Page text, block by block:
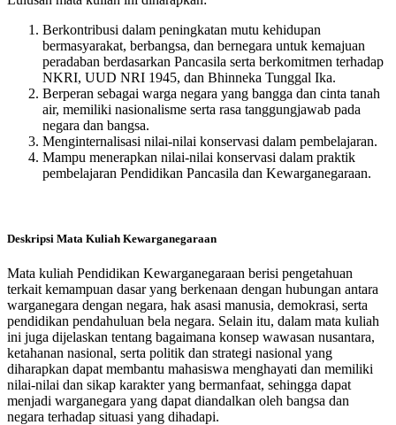
Berkontribusi dalam peningkatan mutu kehidupan
bermasyarakat, berbangsa, dan bernegara untuk kemajuan
peradaban berdasarkan Pancasila serta berkomitmen terhadap
NKRI, UUD NRI 1945, dan Bhinneka Tunggal Ika.
Berperan sebagai warga negara yang bangga dan cinta tanah
air, memiliki nasionalisme serta rasa tanggungjawab pada
negara dan bangsa.
Menginternalisasi nilai-nilai konservasi dalam pembelajaran.
Mampu menerapkan nilai-nilai konservasi dalam praktik
pembelajaran Pendidikan Pancasila dan Kewarganegaraan.
Deskripsi Mata Kuliah Kewarganegaraan
Mata kuliah Pendidikan Kewarganegaraan berisi pengetahuan
terkait kemampuan dasar yang berkenaan dengan hubungan antara
warganegara dengan negara, hak asasi manusia, demokrasi, serta
pendidikan pendahuluan bela negara. Selain itu, dalam mata kuliah
ini juga dijelaskan tentang bagaimana konsep wawasan nusantara,
ketahanan nasional, serta politik dan strategi nasional yang
diharapkan dapat membantu mahasiswa menghayati dan memiliki
nilai-nilai dan sikap karakter yang bermanfaat, sehingga dapat
menjadi warganegara yang dapat diandalkan oleh bangsa dan
negara terhadap situasi yang dihadapi.